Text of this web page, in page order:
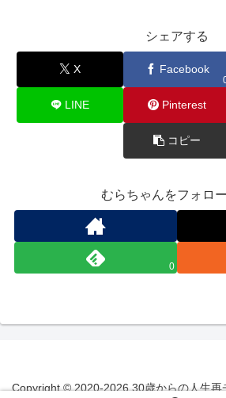
シェアする
X Facebook
LINE Pinterest
コピー
むらちゃんをフォロ
0
Copyright © 2020-2026 30歳からの人生